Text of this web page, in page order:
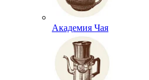
Академия Чая